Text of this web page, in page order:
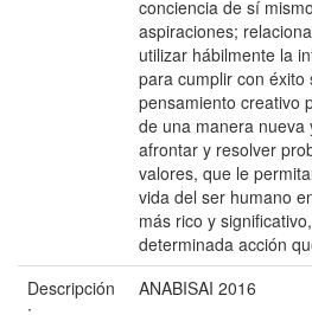
conciencia de sí
aspiraciones;
utilizar hábilmente la
para cumplir con
pensamiento creativo
de una manera nueva
afrontar y resolver
valores, que le
vida del ser humano
más rico y
determinada acción
Descripción
ANABISAI 2016